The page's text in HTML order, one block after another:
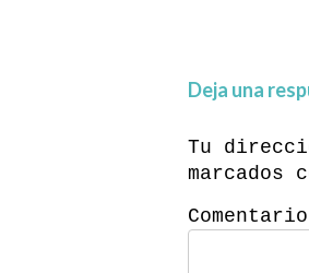
Deja una
Tu
marcados
Comentario